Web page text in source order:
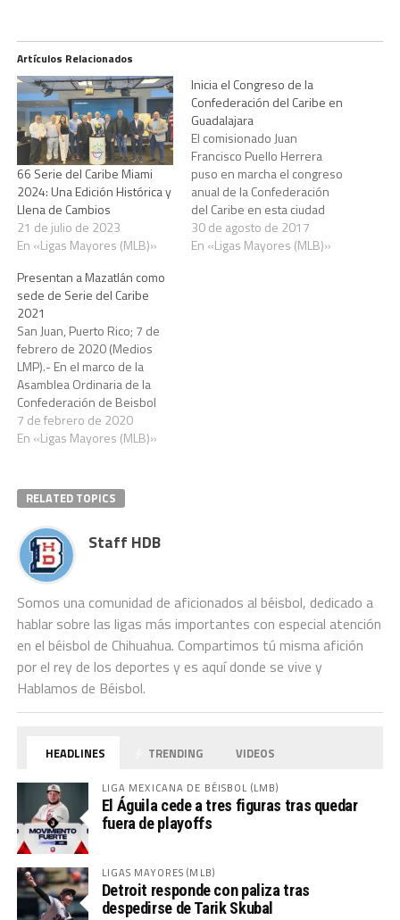
Artículos Relacionados
66 Serie del Caribe Miami
2024: Una Edición Histórica y
Llena de Cambios
21 de julio de 2023
En «Ligas Mayores (MLB)»
Inicia el Congreso de la
Confederación del Caribe en
Guadalajara
El comisionado Juan
Francisco Puello Herrera
puso en marcha el congreso
anual de la Confederación
del Caribe en esta ciudad
donde se verán aspectos de
suma importancia para el
30 de agosto de 2017
En «Ligas Mayores (MLB)»
Presentan a Mazatlán como
sede de Serie del Caribe
2021
San Juan, Puerto Rico; 7 de
febrero de 2020 (Medios
LMP).- En el marco de la
Asamblea Ordinaria de la
Confederación de Beisbol
Profesional del Caribe (CBPC)
se realizó la presentación de
presencia del Juan Francisco
Puello Herrera, Comisionado
de la…
7 de febrero de 2020
En «Ligas Mayores (MLB)»
RELATED TOPICS
Staff HDB
Somos una comunidad de aficionados al béisbol, dedicado a
hablar sobre las ligas más importantes con especial atención
en el béisbol de Chihuahua. Compartimos tú misma afición
por el rey de los deportes y es aquí donde se vive y
Hablamos de Béisbol.
HEADLINES TRENDING VIDEOS
LIGA MEXICANA DE BÉISBOL (LMB)
El Águila cede a tres figuras tras quedar
fuera de playoffs
LIGAS MAYORES (MLB)
Detroit responde con paliza tras
despedirse de Tarik Skubal